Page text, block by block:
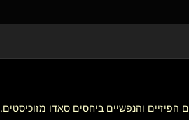
הפיזיים והנפשיים ביחסים סאדו מזוכיסטים.